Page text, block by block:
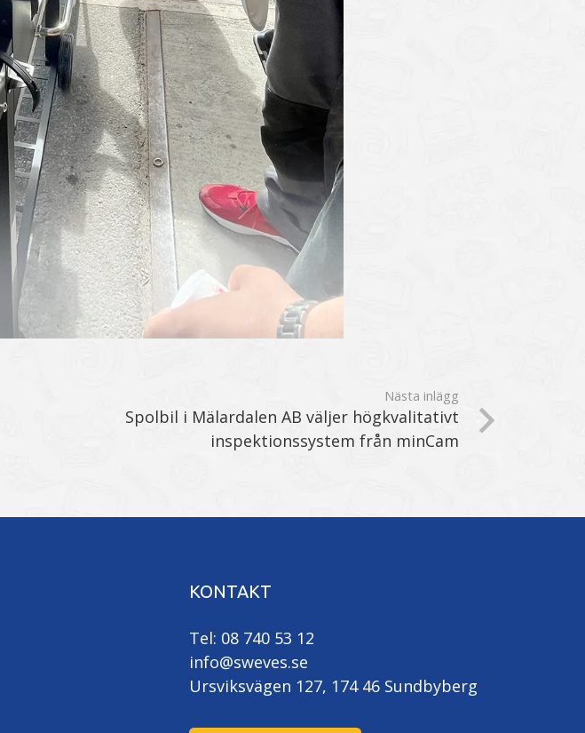
Nästa inlägg
Spolbil i Mälardalen AB väljer högkvalitativt
inspektionssystem från minCam
KONTAKT
Tel: 08 740 53 12
info@sweves.se
Ursviksvägen 127, 174 46 Sundbyberg